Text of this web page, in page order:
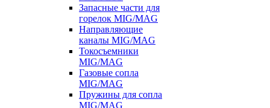
Запасные части для
горелок MIG/MAG
Направляющие
каналы MIG/MAG
Токосъемники
MIG/MAG
Газовые сопла
MIG/MAG
Пружины для сопла
MIG/MAG